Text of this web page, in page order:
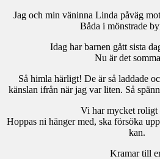
Jag och min väninna Linda påväg
Båda i mönstrade
Idag har barnen gått sista
Nu är det
Så himla härligt! De är så laddade
känslan ifrån när jag var liten. Så
Vi har mycket roligt
Hoppas ni hänger med, ska försöka
kan.
Kramar till